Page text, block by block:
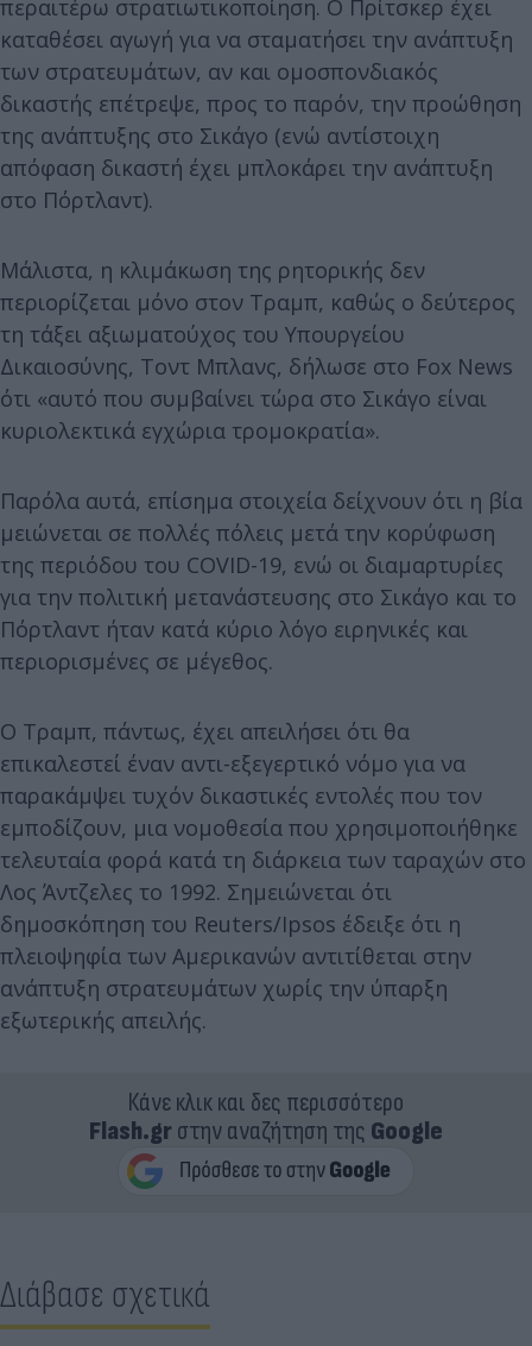
περαιτέρω στρατιωτικοποίηση. Ο Πρίτσκερ έχει
καταθέσει αγωγή για να σταματήσει την ανάπτυξη
των στρατευμάτων, αν και ομοσπονδιακός
δικαστής επέτρεψε, προς το παρόν, την προώθηση
της ανάπτυξης στο Σικάγο (ενώ αντίστοιχη
απόφαση δικαστή έχει μπλοκάρει την ανάπτυξη
στο Πόρτλαντ).
Μάλιστα, η κλιμάκωση της ρητορικής δεν
περιορίζεται μόνο στον Τραμπ, καθώς ο δεύτερος
τη τάξει αξιωματούχος του Υπουργείου
Δικαιοσύνης, Τοντ Μπλανς, δήλωσε στο Fox News
ότι «αυτό που συμβαίνει τώρα στο Σικάγο είναι
κυριολεκτικά εγχώρια τρομοκρατία».
Παρόλα αυτά, επίσημα στοιχεία δείχνουν ότι η βία
μειώνεται σε πολλές πόλεις μετά την κορύφωση
της περιόδου του COVID-19, ενώ οι διαμαρτυρίες
για την πολιτική μετανάστευσης στο Σικάγο και το
Πόρτλαντ ήταν κατά κύριο λόγο ειρηνικές και
περιορισμένες σε μέγεθος.
Ο Τραμπ, πάντως, έχει απειλήσει ότι θα
επικαλεστεί έναν αντι-εξεγερτικό νόμο για να
παρακάμψει τυχόν δικαστικές εντολές που τον
εμποδίζουν, μια νομοθεσία που χρησιμοποιήθηκε
τελευταία φορά κατά τη διάρκεια των ταραχών στο
Λος Άντζελες το 1992. Σημειώνεται ότι
δημοσκόπηση του Reuters/Ipsos έδειξε ότι η
πλειοψηφία των Αμερικανών αντιτίθεται στην
ανάπτυξη στρατευμάτων χωρίς την ύπαρξη
εξωτερικής απειλής.
Κάνε κλικ και δες περισσότερο
Flash.grστην αναζήτηση της Google
Διάβασε σχετικά